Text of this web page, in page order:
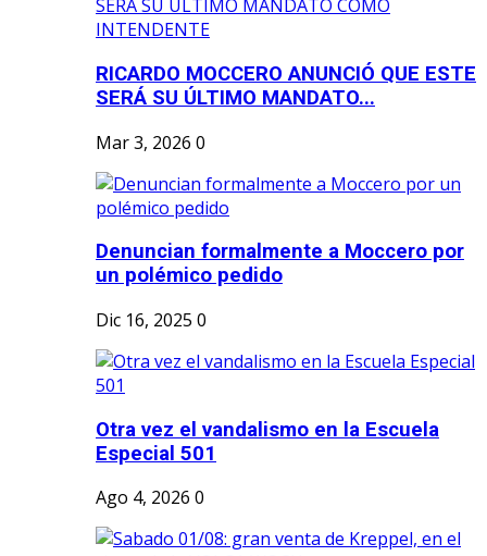
RICARDO MOCCERO ANUNCIÓ QUE ESTE
SERÁ SU ÚLTIMO MANDATO...
Mar 3, 2026 0
Denuncian formalmente a Moccero por
un polémico pedido
Dic 16, 2025 0
Otra vez el vandalismo en la Escuela
Especial 501
Ago 4, 2026 0